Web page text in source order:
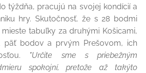
týždňa, pracujú na svojej kondícií a
hry. Skutočnosť, že s 28 bodmi
tabuľky za druhými Košicami,
päť bodov a prvým Prešovom, ich
"Určite sme s priebežným
spokojní, pretože až takýto